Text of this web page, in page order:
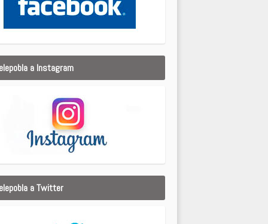
a Instagram
a Twitter